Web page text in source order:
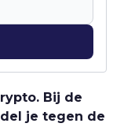
Bij de
je tegen de